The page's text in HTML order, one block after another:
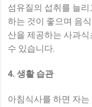
섬유질의 섭취를 늘
하는 것이 좋으며 음
산을 제공하는 사과
수 있습니다.
4. 생활 습관
아침식사를 하면 자